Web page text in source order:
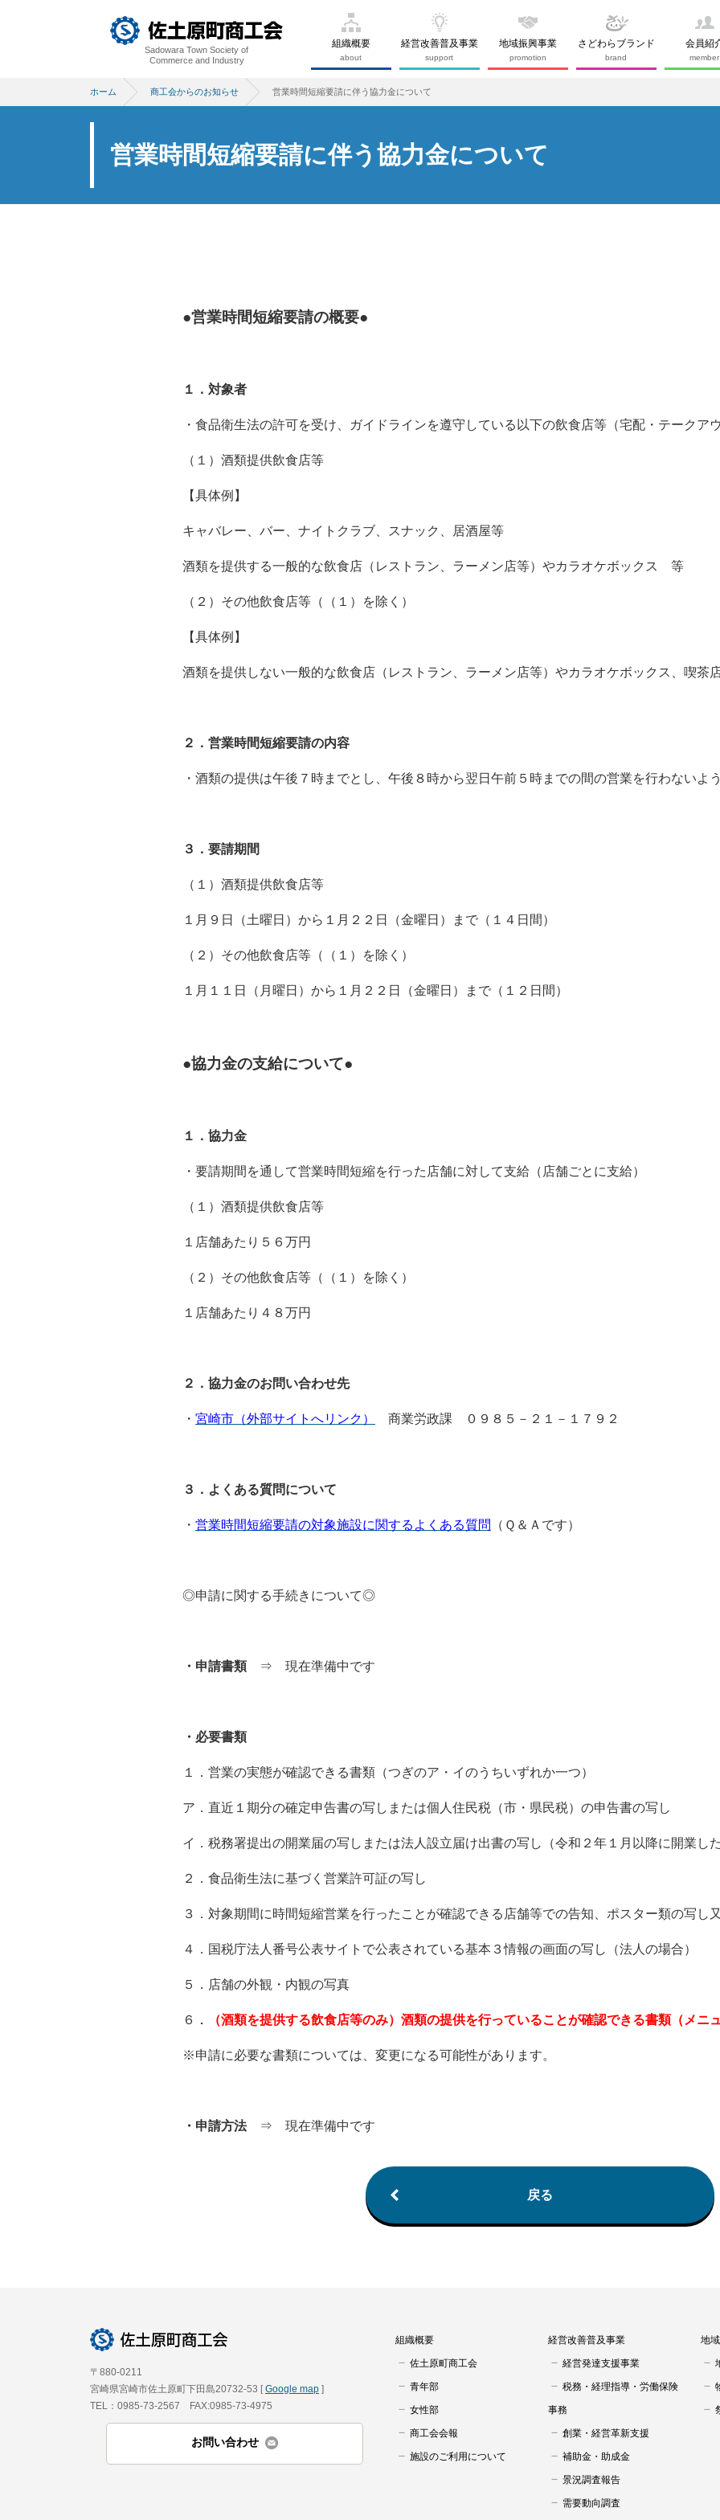
Sadowara Town Society of
Commerce and Industry
組織概要
about
経営改善普及事業
support
地域振興事業
promotion
さどわらブランド
brand
会員紹
member
ホーム 商工会からのお知らせ 営業時間短縮要請に伴う協力金について
営業時間短縮要請に伴う協力金について
●営業時間短縮要請の概要●
１．対象者
・食品衛生法の許可を受け、ガイドラインを遵守している以下の飲食店等（宅配・テークア
（１）酒類提供飲食店等
【具体例】
キャバレー、バー、ナイトクラブ、スナック、居酒屋等
酒類を提供する一般的な飲食店（レストラン、ラーメン店等）やカラオケボックス 等
（２）その他飲食店等（（１）を除く）
【具体例】
酒類を提供しない一般的な飲食店（レストラン、ラーメン店等）やカラオケボックス、喫
２．営業時間短縮要請の内容
・酒類の提供は午後７時までとし、午後８時から翌日午前５時までの間の営業を行わないよ
３．要請期間
（１）酒類提供飲食店等
１月９日（土曜日）から１月２２日（金曜日）まで（１４日間）
（２）その他飲食店等（（１）を除く）
１月１１日（月曜日）から１月２２日（金曜日）まで（１２日間）
●協力金の支給について●
１．協力金
・要請期間を通して営業時間短縮を行った店舗に対して支給（店舗ごとに支給）
（１）酒類提供飲食店等
１店舗あたり５６万円
（２）その他飲食店等（（１）を除く）
１店舗あたり４８万円
２．協力金のお問い合わせ先
・ 宮崎市（外部サイトへリンク） 商業労政課 ０９８５－２１－１７９２
３．よくある質問について
・ 営業時間短縮要請の対象施設に関するよくある質問 （Ｑ＆Ａです）
◎申請に関する手続きについて◎
・申請書類⇒ 現在準備中です
・必要書類
１．営業の実態が確認できる書類（つぎのア・イのうちいずれか一つ）
ア．直近１期分の確定申告書の写しまたは個人住民税（市・県民税）の申告書の写し
イ．税務署提出の開業届の写しまたは法人設立届け出書の写し（令和２年１月以降に開業し
２．食品衛生法に基づく営業許可証の写し
３．対象期間に時間短縮営業を行ったことが確認できる店舗等での告知、ポスター類の写し
４．国税庁法人番号公表サイトで公表されている基本３情報の画面の写し（法人の場合）
５．店舗の外観・内観の写真
６ ． （酒類を提供する飲食店等のみ）酒類の提供を行っていることが確認できる書類（メニ
※申請に必要な書類については、変更になる可能性があります。
・申請方法 ⇒ 現在準備中です
戻る
〒880-0211
宮崎県宮崎市佐土原町下田島20732-53 [Google map ]
TEL：0985-73-2567 FAX:0985-73-4975
お問い合わせ
組織概要
佐土原町商工会
青年部
女性部
商工会会報
施設のご利用について
経営改善普及事業
経営発達支援事業
税務・経理指導・労働保険
事務
創業・経営革新支援
補助金・助成金
景況調査報告
需要動向調査
地